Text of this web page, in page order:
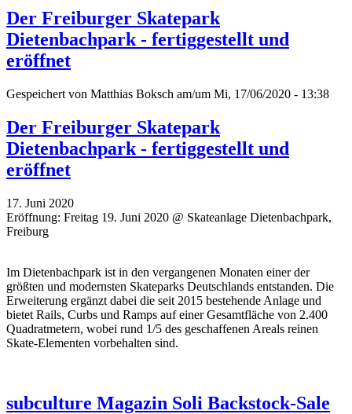
Der Freiburger Skatepark
Dietenbachpark - fertiggestellt und
eröffnet
Gespeichert von Matthias Boksch am/um Mi, 17/06/2020 - 13:38
Der Freiburger Skatepark
Dietenbachpark - fertiggestellt und
eröffnet
17. Juni 2020
Eröffnung: Freitag 19. Juni 2020 @ Skateanlage Dietenbachpark,
Freiburg
Im Dietenbachpark ist in den vergangenen Monaten einer der
größten und modernsten Skateparks Deutschlands entstanden. Die
Erweiterung ergänzt dabei die seit 2015 bestehende Anlage und
bietet Rails, Curbs und Ramps auf einer Gesamtfläche von 2.400
Quadratmetern, wobei rund 1/5 des geschaffenen Areals reinen
Skate-Elementen vorbehalten sind.
subculture Magazin Soli Backstock-Sale